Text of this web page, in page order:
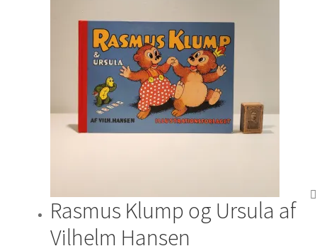
Rasmus Klump og Ursula af
Vilhelm Hansen